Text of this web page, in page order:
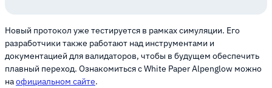
Новый протокол уже тестируется в рамках симуляции. Его
разработчики также работают над инструментами и
документацией для валидаторов, чтобы в будущем обеспечить
плавный переход. Ознакомиться с White Paper Alpenglow можно
наофициальном сайте.